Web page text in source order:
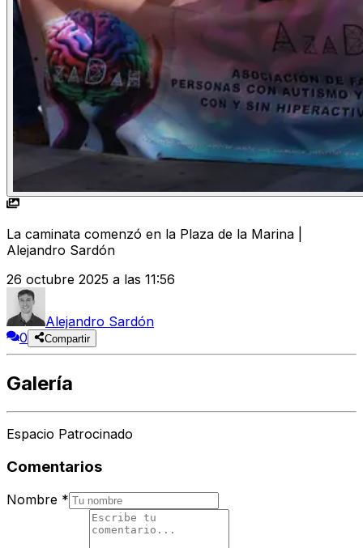
La caminata comenzó en la Plaza de la Marina |
Alejandro Sardón
26 octubre 2025 a las 11:56
Alejandro Sardón
0
Compartir
Galería
Espacio Patrocinado
Comentarios
Nombre *